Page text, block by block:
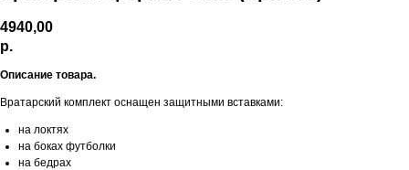
4940,00
р.
Описание товара.
Вратарский комплект оснащен защитными вставками:
на локтях
на боках футболки
на бедрах